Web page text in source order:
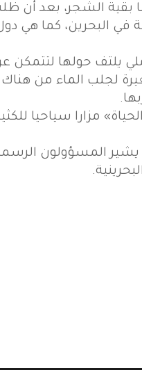
بقية الشجر، بعد أن
في البحرين، كما هي
يلتف حولها لتتمكن
لجلب الماء من
مزارا سياحيا
الشجرة بحوالي 50 ألف زائر في العام، فيما يشير